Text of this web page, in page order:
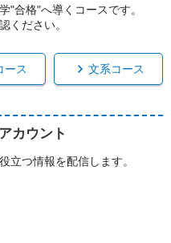
"合格"へ導くコースです。
ください。
ース 文系コース
カウント
立つ情報を配信します。